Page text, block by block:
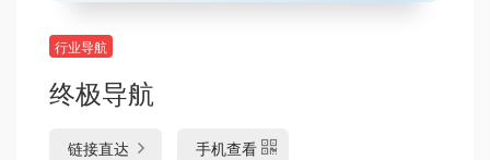
行业导航
终极导航
链接直达 手机查看